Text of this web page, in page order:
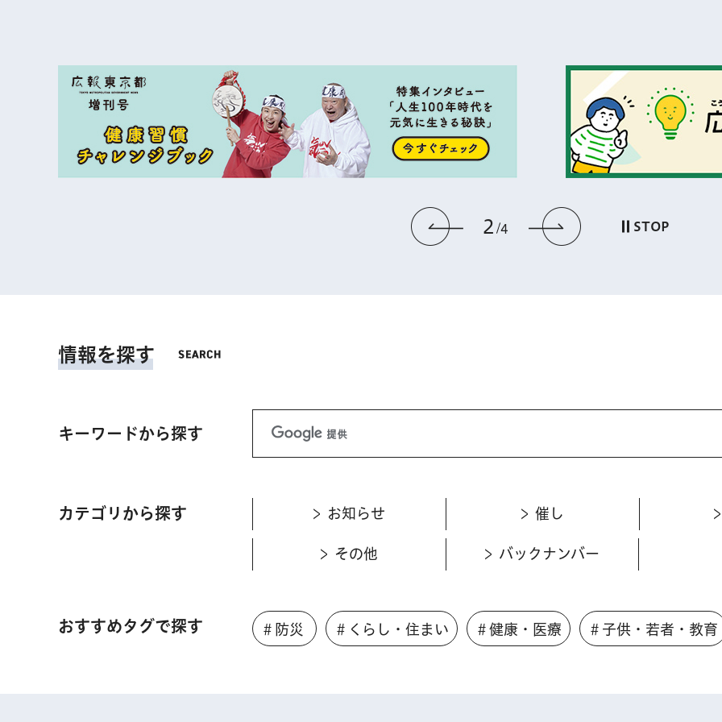
前のスライドを表示
2 4 次のスライド
STOP
情報を探す
キーワードから探す
カテゴリから探す お知らせ 催し
その他 バックナンバー
おすすめタグで探す ＃防災 ＃くらし・住まい ＃健康・医療 ＃子供・若者・教育